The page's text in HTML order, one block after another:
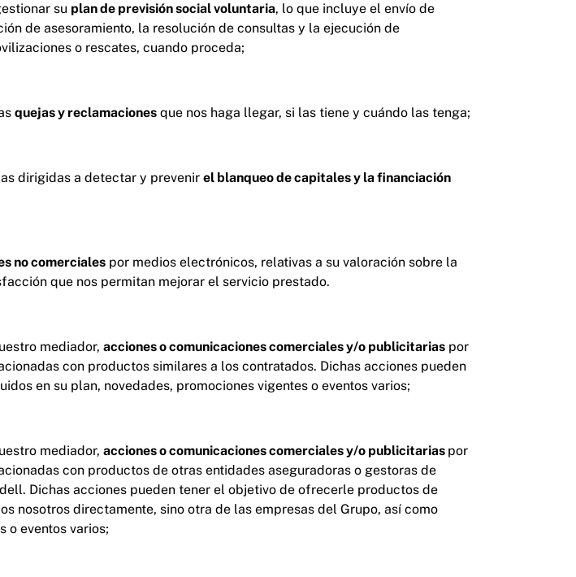
su plan de previsión social voluntaria, lo que incluye el envío de
de asesoramiento, la resolución de consultas y la ejecución de
o rescates, cuando proceda;
quejas y reclamaciones que nos haga llegar, si las tiene y cuándo las tenga;
dirigidas a detectar y prevenir el blanqueo de capitales y la financiación
no comerciales por medios electrónicos, relativas a su valoración sobre la
que nos permitan mejorar el servicio prestado.
mediador, acciones o comunicaciones comerciales y/o publicitarias por
con productos similares a los contratados. Dichas acciones pueden
en su plan, novedades, promociones vigentes o eventos varios;
mediador, acciones o comunicaciones comerciales y/o publicitarias por
con productos de otras entidades aseguradoras o gestoras de
Dichas acciones pueden tener el objetivo de ofrecerle productos de
nosotros directamente, sino otra de las empresas del Grupo, así como
o eventos varios;